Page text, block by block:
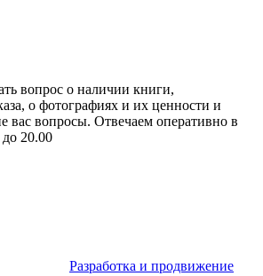
вопрос о наличии книги,
о фотографиях и их ценности и
вас вопросы. Отвечаем оперативно в
20.00
Разработка и продвижение